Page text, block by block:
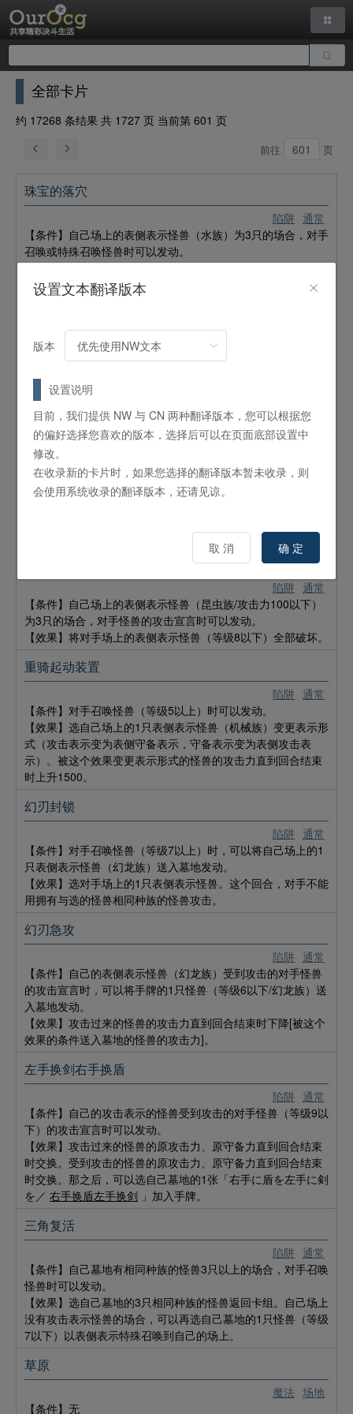
全部卡片
约 17268 条结果 共 1727 页 当前第 601 页
前往 页
陷阱 通常
珠宝的落穴
【条件】自己场上的表侧表示怪兽（水族）为3只的场合，对手
召唤或特殊召唤怪兽时可以发动。
【效果】选对手场上的1只表侧表示怪兽（等级8以下）破坏。
地压的爆发
【条件】自己场上的攻击表示怪兽（炎族）被对手的攻击或者
对手的陷阱卡的效果破坏时可以发动。
」或者「マグマックス・マントルヴェーダ／
阿育吠陀 」以表侧表示特殊召唤到自己的场上。自己的墓地有
怪兽（地属性/炎族）的场合，自己再恢复1000LP。
陷阱 通常
自由蚁旗
【条件】对手召唤或特殊召唤怪兽时可以发动。
100以下）以表侧表示特殊召唤到自己的场上。
陷阱 通常
【条件】自己场上的表侧表示怪兽（昆虫族/攻击力100以下）
为3只的场合，对手怪兽的攻击宣言时可以发动。
【效果】将对手场上的表侧表示怪兽（等级8以下）全部破坏。
陷阱 通常
重骑起动装置
【条件】对手召唤怪兽（等级5以上）时可以发动。
【效果】选自己场上的1只表侧表示怪兽（机械族）变更表示形
式（攻击表示变为表侧守备表示，守备表示变为表侧攻击表
示）。被这个效果变更表示形式的怪兽的攻击力直到回合结束
时上升1500。
陷阱 通常
幻刃封锁
【条件】对手召唤怪兽（等级7以上）时，可以将自己场上的1
只表侧表示怪兽（幻龙族）送入墓地发动。
【效果】选对手场上的1只表侧表示怪兽。这个回合，对手不能
用拥有与选的怪兽相同种族的怪兽攻击。
陷阱 通常
幻刃急攻
【条件】自己的表侧表示怪兽（幻龙族）受到攻击的对手怪兽
的攻击宣言时，可以将手牌的1只怪兽（等级6以下/幻龙族）送
入墓地发动。
【效果】攻击过来的怪兽的攻击力直到回合结束时下降[被这个
效果的条件送入墓地的怪兽的攻击力]。
陷阱 通常
左手换剑右手换盾
【条件】自己的攻击表示的怪兽受到攻击的对手怪兽（等级9以
下）的攻击宣言时可以发动。
【效果】攻击过来的怪兽的原攻击力、原守备力直到回合结束
时交换。受到攻击的怪兽的原攻击力、原守备力直到回合结束
时交换。那之后，可以选自己墓地的1张「右手に盾を左手に剣
を／ 右手换盾左手换剑 」加入手牌。
陷阱 通常
三角复活
【条件】自己墓地有相同种族的怪兽3只以上的场合，对手召唤
怪兽时可以发动。
【效果】选自己墓地的3只相同种族的怪兽返回卡组。自己场上
没有攻击表示怪兽的场合，可以再选自己墓地的1只怪兽（等级
7以下）以表侧表示特殊召唤到自己的场上。
魔法 场地
草原
【条件】无
设置文本翻译版本
版本
设置说明
目前，我们提供 NW 与 CN 两种翻译版本，您可以根据您
的偏好选择您喜欢的版本，选择后可以在页面底部设置中
修改。
在收录新的卡片时，如果您选择的翻译版本暂未收录，则
会使用系统收录的翻译版本，还请见谅。
取 消 确 定